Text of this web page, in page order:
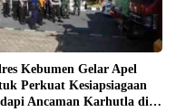
Kebumen Gelar Apel
Perkuat Kesiapsiagaan
Ancaman Karhutla di